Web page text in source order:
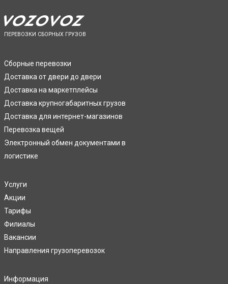
ПЕРЕВОЗКИ СБОРНЫХ ГРУЗОВ
Сборные перевозки
Доставка от двери до двери
Доставка на маркетплейсы
Доставка крупногабаритных грузов
Доставка для интернет-магазинов
Перевозка вещей
Электронный обмен документами в
логистике
Услуги
Акции
Тарифы
Филиалы
Вакансии
Направления грузоперевозок
Информация